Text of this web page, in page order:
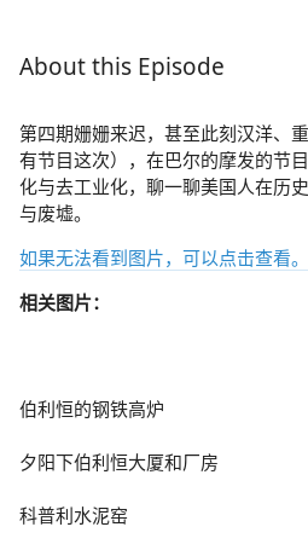
About this Episode
第四期姗姗来迟，甚至此刻汉洋、
有节目这次），在巴尔的摩发的节
化与去工业化，聊一聊美国人在历
与废墟。
如果无法看到图片，可以点击查看。
相关图片：
伯利恒的钢铁高炉
夕阳下伯利恒大厦和厂房
科普利水泥窑